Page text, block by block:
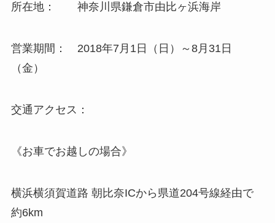
所在地： 神奈川県鎌倉市由比ヶ浜海岸
営業期間： 2018年7月1日（日）～8月31日
（金）
交通アクセス：
《お車でお越しの場合》
横浜横須賀道路 朝比奈ICから県道204号線経由で
約6km